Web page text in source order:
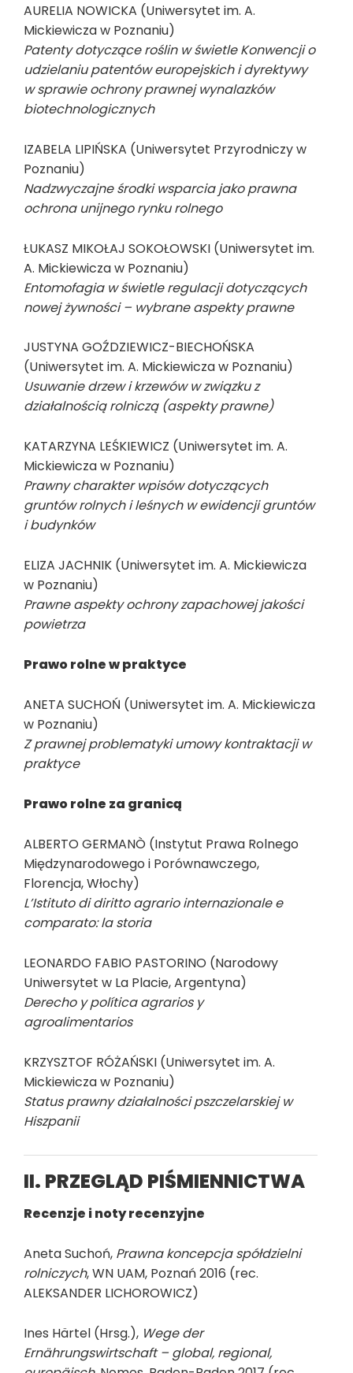
AURELIA NOWICKA (Uniwersytet im. A.
Mickiewicza w Poznaniu)
Patenty dotyczące roślin w świetle Konwencji o
udzielaniu patentów europejskich i dyrektywy
w sprawie ochrony prawnej wynalazków
biotechnologicznych
IZABELA LIPIŃSKA (Uniwersytet Przyrodniczy w
Poznaniu)
Nadzwyczajne środki wsparcia jako prawna
ochrona unijnego rynku rolnego
ŁUKASZ MIKOŁAJ SOKOŁOWSKI (Uniwersytet im.
A. Mickiewicza w Poznaniu)
Entomofagia w świetle regulacji dotyczących
nowej żywności – wybrane aspekty prawne
JUSTYNA GOŹDZIEWICZ-BIECHOŃSKA
(Uniwersytet im. A. Mickiewicza w Poznaniu)
Usuwanie drzew i krzewów w związku z
działalnością rolniczą (aspekty prawne)
KATARZYNA LEŚKIEWICZ (Uniwersytet im. A.
Mickiewicza w Poznaniu)
Prawny charakter wpisów dotyczących
gruntów rolnych i leśnych w ewidencji gruntów
i budynków
ELIZA JACHNIK (Uniwersytet im. A. Mickiewicza
w Poznaniu)
Prawne aspekty ochrony zapachowej jakości
powietrza
Prawo rolne w praktyce
ANETA SUCHOŃ (Uniwersytet im. A. Mickiewicza
w Poznaniu)
Z prawnej problematyki umowy kontraktacji w
praktyce
Prawo rolne za granicą
ALBERTO GERMANÒ (Instytut Prawa Rolnego
Międzynarodowego i Porównawczego,
Florencja, Włochy)
L’Istituto di diritto agrario internazionale e
comparato: la storia
LEONARDO FABIO PASTORINO (Narodowy
Uniwersytet w La Placie, Argentyna)
Derecho y política agrarios y
agroalimentarios
KRZYSZTOF RÓŻAŃSKI (Uniwersytet im. A.
Mickiewicza w Poznaniu)
Status prawny działalności pszczelarskiej w
Hiszpanii
II. PRZEGLĄD PIŚMIENNICTWA
Recenzje i noty recenzyjne
Aneta Suchoń, Prawna koncepcja spółdzielni
rolniczych, WN UAM, Poznań 2016 (rec.
ALEKSANDER LICHOROWICZ)
Ines Härtel (Hrsg.), Wege der
Ernährungswirtschaft – global, regional,